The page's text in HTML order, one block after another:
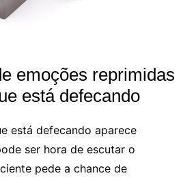
emoções reprimidas
está defecando
está defecando aparece
ser hora de escutar o
pede a chance de